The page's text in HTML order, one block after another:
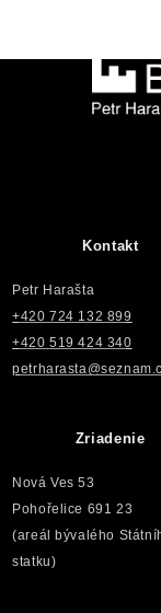
Kontakt
Petr Harašta
+420 724 132 899
+420 519 424 340
Zriadenie
Nová Ves 53
Pohořelice 691 23
(areál bývalého
statku)